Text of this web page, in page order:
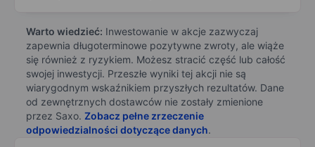
Warto wiedzieć: Inwestowanie w akcje zazwyczaj
zapewnia długoterminowe pozytywne zwroty, ale wiąże
się również z ryzykiem. Możesz stracić część lub całość
swojej inwestycji. Przeszłe wyniki tej akcji nie są
wiarygodnym wskaźnikiem przyszłych rezultatów. Dane
od zewnętrznych dostawców nie zostały zmienione
przez Saxo. Zobacz pełne zrzeczenie
odpowiedzialności dotyczące danych.